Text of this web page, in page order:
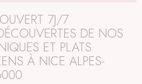
7J/7
DE NOS
ET PLATS
À NICE ALPES-